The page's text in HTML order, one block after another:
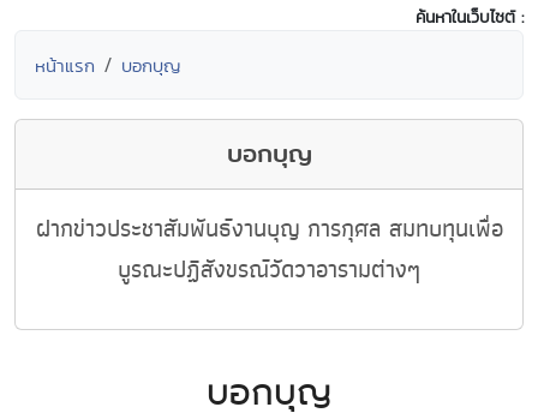
ค้นหาในเว็บไซต์ :
หน้าแรก บอกบุญ
บอกบุญ
ฝากข่าวประชาสัมพันธ์งานบุญ การกุศล สมทบทุนเพื่อ
บูรณะปฏิสังขรณ์วัดวาอารามต่างๆ
บอกบุญ